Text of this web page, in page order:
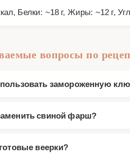
Белки: ~18 г, Жиры: ~12 г,
вопросы по
замороженную
свиной фарш?
веерки?